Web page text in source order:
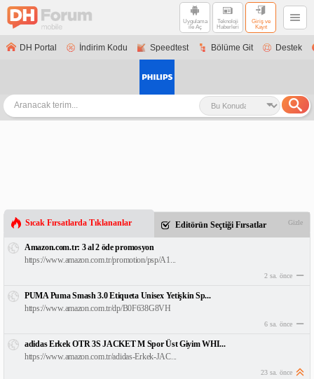
Uygulama
ile Aç
Teknoloji
Haberleri
Giriş ve
Kayıt
DH Portal İndirim Kodu Speedtest Bölüme Git Destek
Sıcak Fırsatlarda Tıklananlar Editörün Seçtiği Fırsatlar Gizle
Amazon.com.tr: 3 al 2 öde promosyon
https://www.amazon.com.tr/promotion/psp/A1...
2 sa. önce
PUMA Puma Smash 3.0 Etiqueta Unisex Yetişkin Sp...
https://www.amazon.com.tr/dp/B0F638G8VH
6 sa. önce
adidas Erkek OTR 3S JACKET M Spor Üst Giyim WHI...
https://www.amazon.com.tr/adidas-Erkek-JAC...
23 sa. önce